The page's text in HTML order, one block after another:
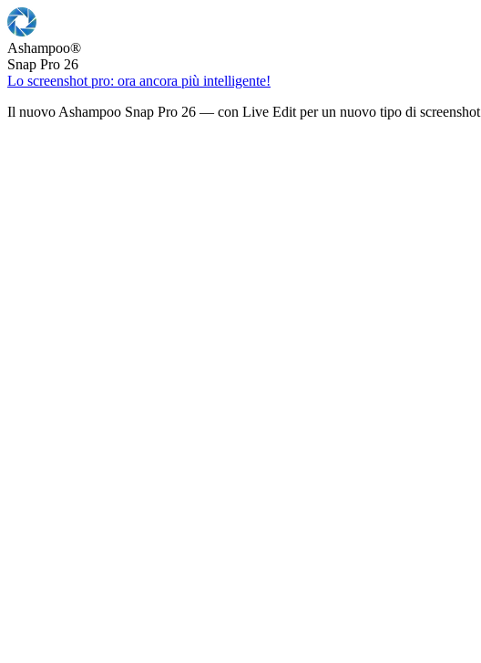
Ashampoo®
Snap Pro 26
Lo screenshot pro: ora ancora più intelligente!
Il nuovo Ashampoo Snap Pro 26 — con Live Edit per un nuovo tipo di screenshot